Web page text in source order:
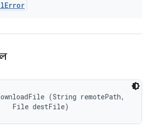
Error
(String remotePath,
File destFile)